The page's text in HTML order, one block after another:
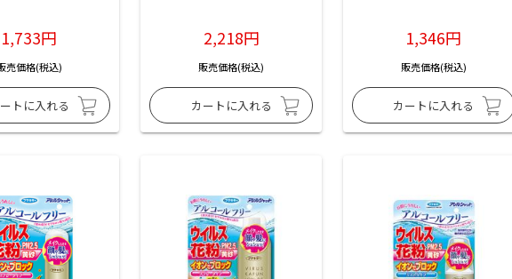
1,733円
売価格(税込)
2,218円
販売価格(税込)
1,346円
販売価格(税込)